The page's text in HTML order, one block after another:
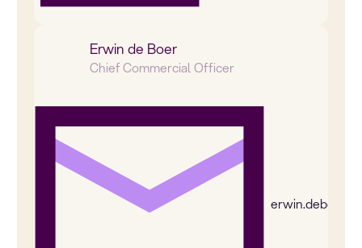
Erwin de Boer
Chief Commercial Officer